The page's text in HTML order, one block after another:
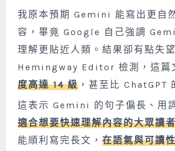
我原本預期 Gemini 能寫出更自
容，畢竟 Google 自己強調
理解更貼近人類。結果卻有點失
Hemingway Editor 檢測，這篇
度高達 14 級 ，甚至比 ChatGPT
這表示 Gemini 的句子偏長、用
適合想要快速理解內容的大眾讀
能順利寫完長文， 在語氣與可讀